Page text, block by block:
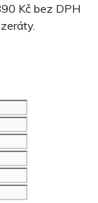
Kč bez DPH